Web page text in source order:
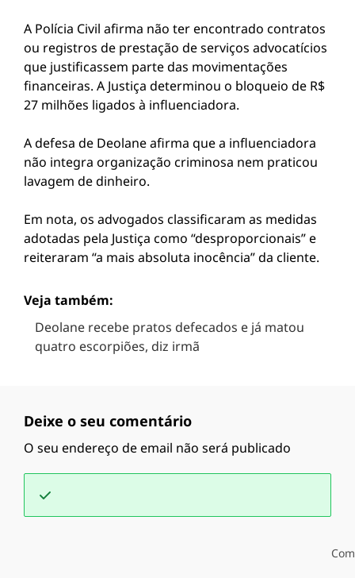
A Polícia Civil afirma não ter encontrado contratos
ou registros de prestação de serviços advocatícios
que justificassem parte das movimentações
financeiras. A Justiça determinou o bloqueio de R$
27 milhões ligados à influenciadora.
A defesa de Deolane afirma que a influenciadora
não integra organização criminosa nem praticou
lavagem de dinheiro.
Em nota, os advogados classificaram as medidas
adotadas pela Justiça como “desproporcionais” e
reiteraram “a mais absoluta inocência” da cliente.
Veja também:
Deolane recebe pratos defecados e já matou
quatro escorpiões, diz irmã
Deixe o seu comentário
O seu endereço de email não será publicado